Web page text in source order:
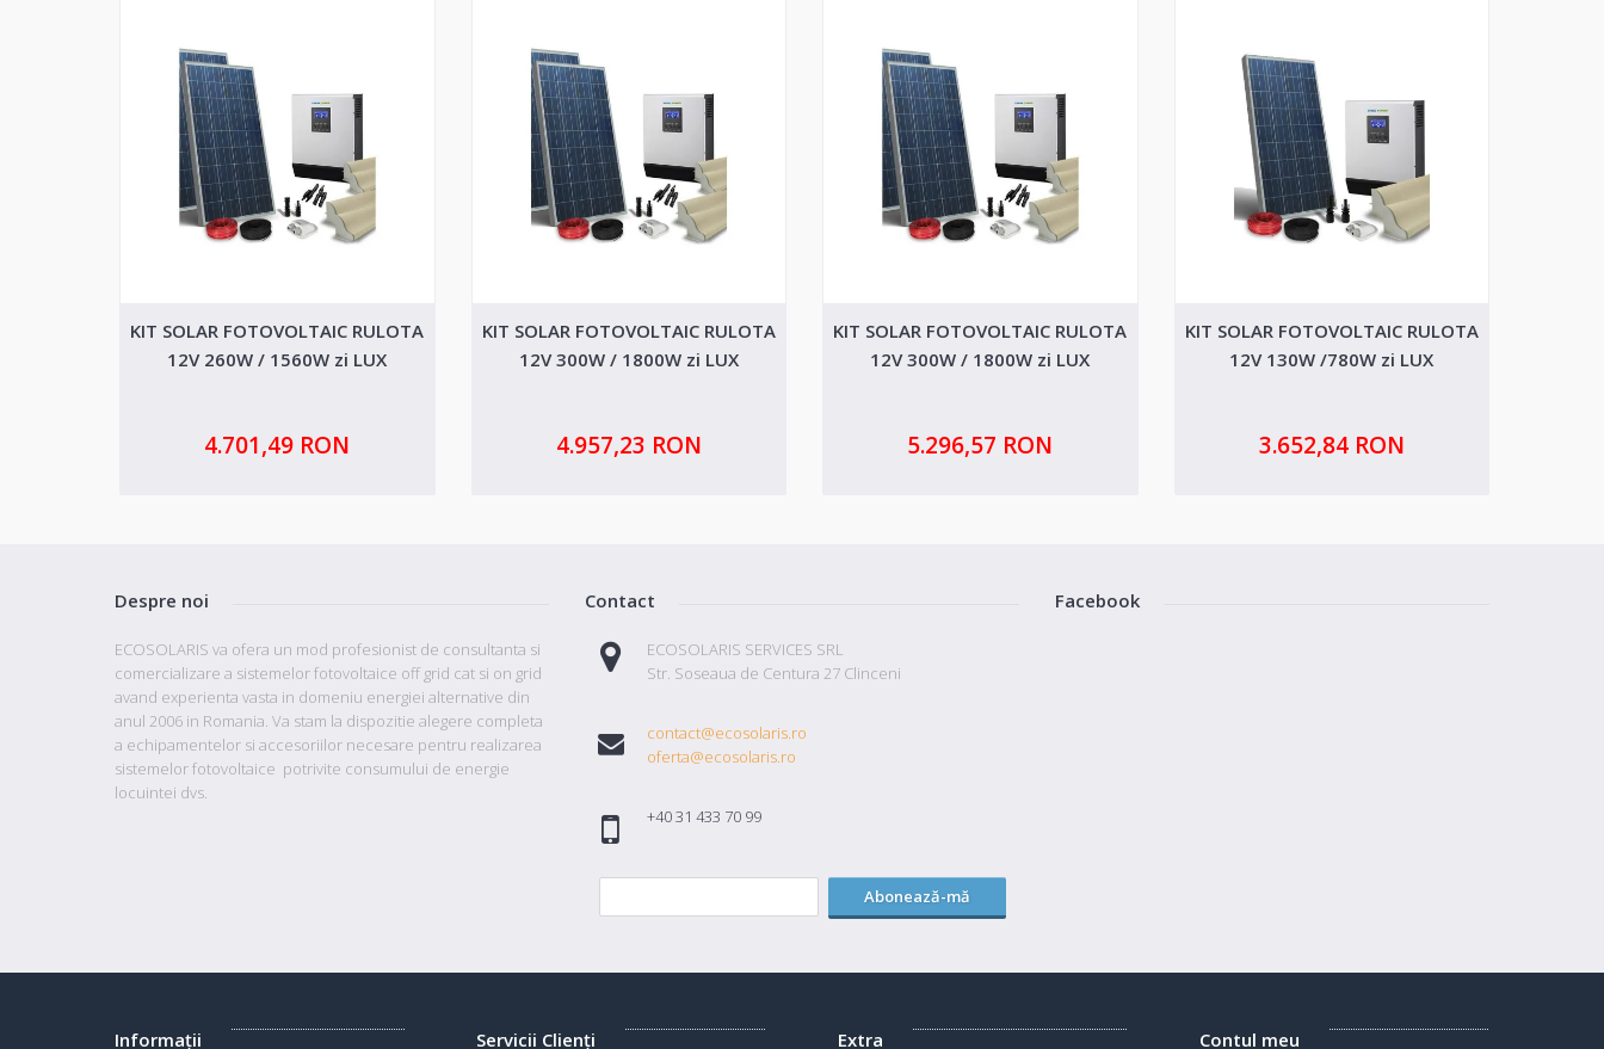
KIT SOLAR FOTOVOLTAIC RULOTA
12V 260W / 1560W zi LUX
4.701,49 RON
KIT SOLAR FOTOVOLTAIC RULOTA
12V 300W / 1800W zi LUX
4.957,23 RON
KIT SOLAR FOTOVOLTAIC RULOTA
12V 300W / 1800W zi LUX
5.296,57 RON
KIT SOLAR FOTOVOLTAIC RULOTA
12V 130W /780W zi LUX
3.652,84 RON
Despre noi
ECOSOLARIS va ofera un mod profesionist de consultanta si
comercializare a sistemelor fotovoltaice off grid cat si on grid
avand experienta vasta in domeniu energiei alternative din
anul 2006 in Romania. Va stam la dispozitie alegere completa
a echipamentelor si accesoriilor necesare pentru realizarea
sistemelor fotovoltaice potrivite consumului de energie
locuintei dvs.
Contact
ECOSOLARIS SERVICES SRL
Str. Soseaua de Centura 27 Clinceni
contact@ecosolaris.ro
oferta@ecosolaris.ro
+40 31 433 70 99
Facebook
Abonează-mă
Informaţii Servicii Clienţi Extra Contul meu